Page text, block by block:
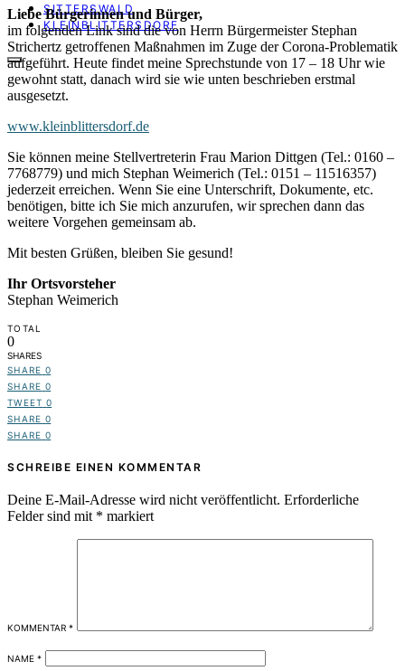
SITTERSWALD
KLEINBLITTERSDORF
Liebe Bürgerinnen und Bürger,
im folgenden Link sind die von Herrn Bürgermeister Stephan
Strichertz getroffenen Maßnahmen im Zuge der Corona-Problematik
aufgeführt. Heute findet meine Sprechstunde von 17 – 18 Uhr wie
gewohnt statt, danach wird sie wie unten beschrieben erstmal
ausgesetzt.
www.kleinblittersdorf.de
Sie können meine Stellvertreterin Frau Marion Dittgen (Tel.: 0160 –
7768779) und mich Stephan Weimerich (Tel.: 0151 – 11516357)
jederzeit erreichen. Wenn Sie eine Unterschrift, Dokumente, etc.
benötigen, bitte ich Sie mich anzurufen, wir sprechen dann das
weitere Vorgehen gemeinsam ab.
Mit besten Grüßen, bleiben Sie gesund!
Ihr Ortsvorsteher
Stephan Weimerich
TOTAL
0
SHARES
SHARE 0
SHARE 0
TWEET 0
SHARE 0
SHARE 0
SCHREIBE EINEN KOMMENTAR
Deine E-Mail-Adresse wird nicht veröffentlicht. Erforderliche
Felder sind mit * markiert
KOMMENTAR *
NAME *